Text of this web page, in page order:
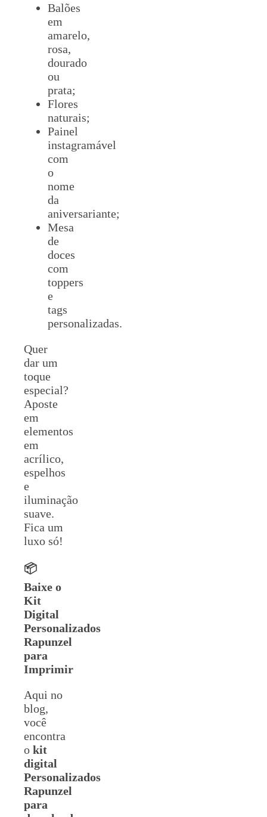
Balões
em
amarelo,
rosa,
dourado
ou
prata;
Flores
naturais;
Painel
instagramável
com
o
nome
da
aniversariante;
Mesa
de
doces
com
toppers
e
tags
personalizadas.
Quer
dar um
toque
especial?
Aposte
em
elementos
em
acrílico,
espelhos
e
iluminação
suave.
Fica um
luxo só!
📦
Baixe o
Kit
Digital
Personalizados
Rapunzel
para
Imprimir
Aqui no
blog,
você
encontra
o kit
digital
Personalizados
Rapunzel
para